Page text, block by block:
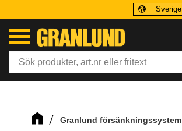
Sverige
Granlund försänkningssystem